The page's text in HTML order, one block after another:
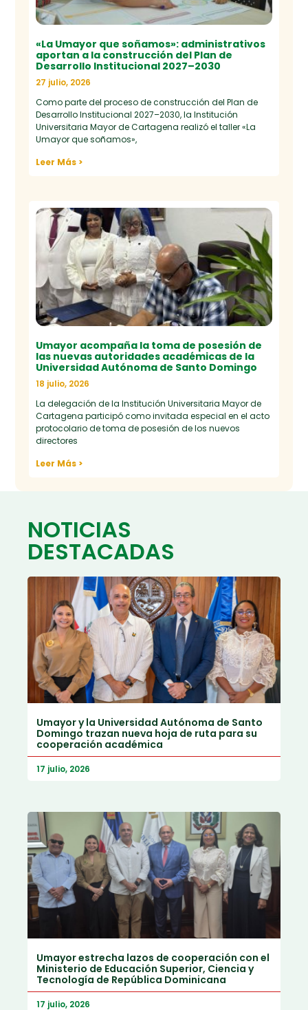
«La Umayor que soñamos»: administrativos
aportan a la construcción del Plan de
Desarrollo Institucional 2027–2030
27 julio, 2026
Como parte del proceso de construcción del Plan de
Desarrollo Institucional 2027–2030, la Institución
Universitaria Mayor de Cartagena realizó el taller «La
Umayor que soñamos»,
Leer Más >
Umayor acompaña la toma de posesión de
las nuevas autoridades académicas de la
Universidad Autónoma de Santo Domingo
18 julio, 2026
La delegación de la Institución Universitaria Mayor de
Cartagena participó como invitada especial en el acto
protocolario de toma de posesión de los nuevos
directores
Leer Más >
NOTICIAS
DESTACADAS
Umayor y la Universidad Autónoma de Santo
Domingo trazan nueva hoja de ruta para su
cooperación académica
17 julio, 2026
Umayor estrecha lazos de cooperación con el
Ministerio de Educación Superior, Ciencia y
Tecnología de República Dominicana
17 julio, 2026